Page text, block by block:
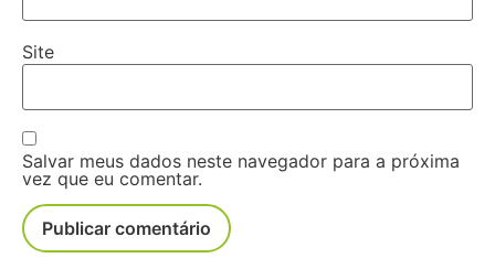
Site
Salvar meus dados neste navegador para a próxima
vez que eu comentar.